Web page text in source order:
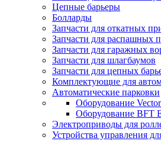
Цепные барьеры
Болларды
Запчасти для откатных
Запчасти для распашных
Запчасти для гаражных
Запчасти для шлагбаумов
Запчасти для цепных
Комплектующие для
Автоматические парковки
Оборудование
Оборудование BFT
Электроприводы для
Устройства управления